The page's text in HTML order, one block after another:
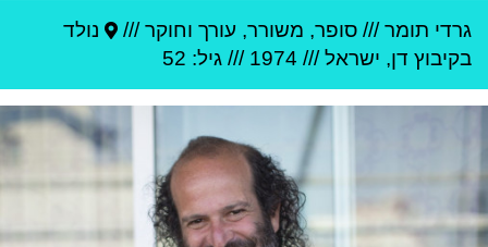
גרדי תומר/// סופר, משורר, עורך וחוקר ///
נולד
בקיבוץ דן, ישראל///
1974 /// גיל: 52